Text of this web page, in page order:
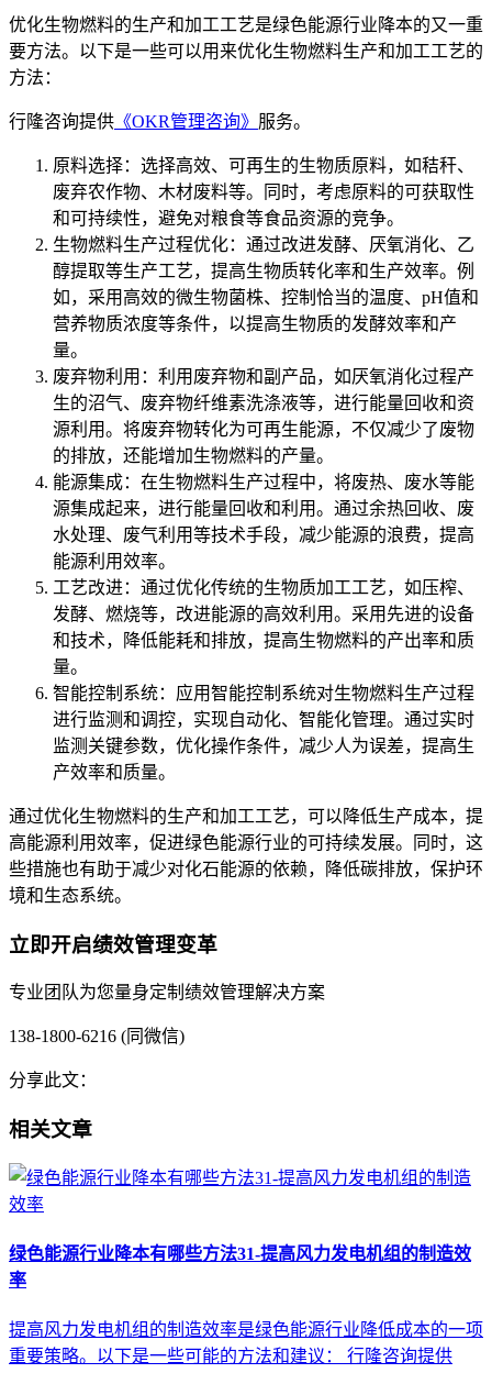
优化生物燃料的生产和加工工艺是绿色能源行业降本的又一重
要方法。以下是一些可以用来优化生物燃料生产和加工工艺的
方法：
行隆咨询提供 《OKR管理咨询》 服务。
原料选择：选择高效、可再生的生物质原料，如秸秆、
废弃农作物、木材废料等。同时，考虑原料的可获取性
和可持续性，避免对粮食等食品资源的竞争。
生物燃料生产过程优化：通过改进发酵、厌氧消化、乙
醇提取等生产工艺，提高生物质转化率和生产效率。例
如，采用高效的微生物菌株、控制恰当的温度、pH值和
营养物质浓度等条件，以提高生物质的发酵效率和产
量。
废弃物利用：利用废弃物和副产品，如厌氧消化过程产
生的沼气、废弃物纤维素洗涤液等，进行能量回收和资
源利用。将废弃物转化为可再生能源，不仅减少了废物
的排放，还能增加生物燃料的产量。
能源集成：在生物燃料生产过程中，将废热、废水等能
源集成起来，进行能量回收和利用。通过余热回收、废
水处理、废气利用等技术手段，减少能源的浪费，提高
能源利用效率。
工艺改进：通过优化传统的生物质加工工艺，如压榨、
发酵、燃烧等，改进能源的高效利用。采用先进的设备
和技术，降低能耗和排放，提高生物燃料的产出率和质
量。
智能控制系统：应用智能控制系统对生物燃料生产过程
进行监测和调控，实现自动化、智能化管理。通过实时
监测关键参数，优化操作条件，减少人为误差，提高生
产效率和质量。
通过优化生物燃料的生产和加工工艺，可以降低生产成本，提
高能源利用效率，促进绿色能源行业的可持续发展。同时，这
些措施也有助于减少对化石能源的依赖，降低碳排放，保护环
境和生态系统。
立即开启绩效管理变革
专业团队为您量身定制绩效管理解决方案
138-1800-6216 (同微信)
分享此文：
相关文章
绿色能源行业降本有哪些方法31-提高风力发电机组的制造效
率
提高风力发电机组的制造效率是绿色能源行业降低成本的一项
重要策略。以下是一些可能的方法和建议： 行隆咨询提供